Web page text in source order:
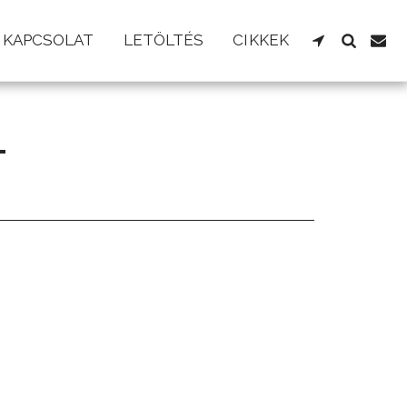
KAPCSOLAT LETÖLTÉS CIKKEK